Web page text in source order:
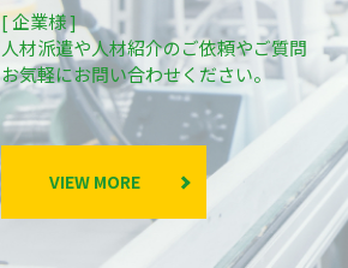
[ 企業様 ]
人材派遣や人材紹介のご依頼やご質問
お気軽にお問い合わせください。
VIEW MORE